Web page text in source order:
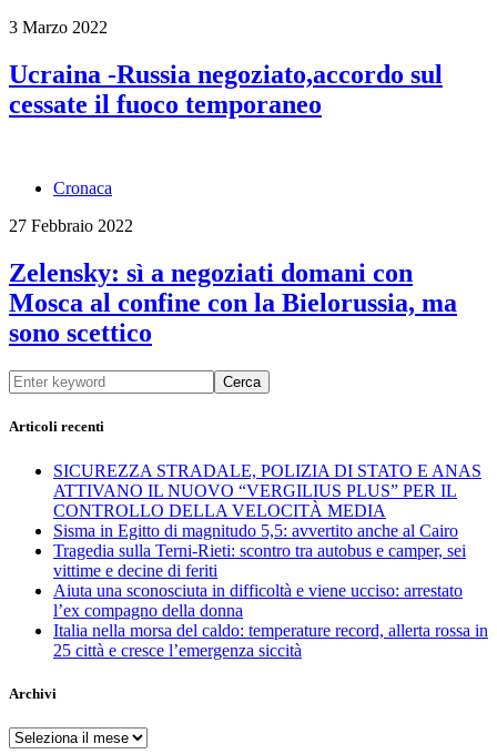
3 Marzo 2022
Ucraina -Russia negoziato,accordo sul
cessate il fuoco temporaneo
Cronaca
27 Febbraio 2022
Zelensky: sì a negoziati domani con
Mosca al confine con la Bielorussia, ma
sono scettico
Cerca
Articoli recenti
SICUREZZA STRADALE, POLIZIA DI STATO E ANAS
ATTIVANO IL NUOVO “VERGILIUS PLUS” PER IL
CONTROLLO DELLA VELOCITÀ MEDIA
Sisma in Egitto di magnitudo 5,5: avvertito anche al Cairo
Tragedia sulla Terni-Rieti: scontro tra autobus e camper, sei
vittime e decine di feriti
Aiuta una sconosciuta in difficoltà e viene ucciso: arrestato
l’ex compagno della donna
Italia nella morsa del caldo: temperature record, allerta rossa in
25 città e cresce l’emergenza siccità
Archivi
Archivi